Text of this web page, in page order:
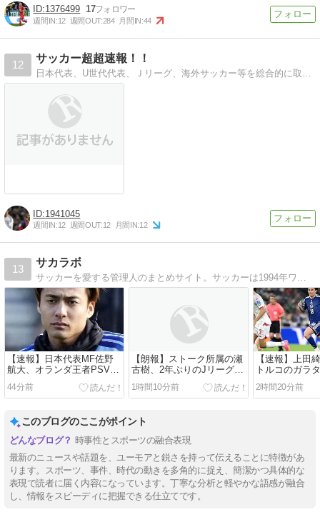
1376499 17
週間IN:12 週間OUT:284 月間IN:44
12
サッカー超超速報！！
日本代表、U世代代表、Ｊリーグ、海外サッカー等を総合的に取り扱う サッカー情報まとめサイトです！！
1941045
週間IN:12 週間OUT:12 月間IN:12
13
サカラボ
サッカーを愛する管理人のまとめサイト。サッカーは1994年ワールドカップから見始めて今に至る、アイドルはロナウジーニョ
【速報】日本代表MF佐野
航大、オランダ王者PSV加
入キター、兄弟そろって凄
すぎるｗｗｗ
44分前
【朗報】ストーク所属の瀬
古樹、2年ぶりのJリーグ復
帰か…クラブ間で合意と現
地報道 ！！
1時間10分前
【速報】上田
トルコのガラ
額オファーキ
ｗｗ
2時間20分前
このブログのここがポイント
時事性とスポーツの融合表現
最新のニュースや話題を、ユーモアと鋭さを持って伝えることに特徴があ
ります。スポーツ、事件、時代の動きを多角的に捉え、簡潔かつ具体的な
表現で読者に届く内容になっています。丁寧な分析と軽やかな語感が融合
し、情報をスピーディに把握できる仕立てです。